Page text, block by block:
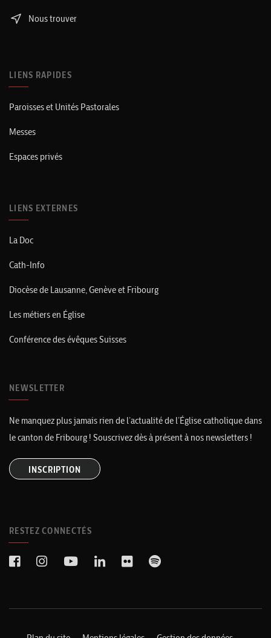
Nous trouver
LIENS RAPIDES
Paroisses et Unités Pastorales
Messes
Espaces privés
LIENS EXTERNES
La Doc
Cath-Info
Diocèse de Lausanne, Genève et Fribourg
Les métiers en Église
Conférence des évêques Suisses
NEWSLETTER
Ne manquez plus jamais rien de l’actualité de l’Église catholique dans
le canton de Fribourg ! Souscrivez dès à présent à nos newsletters !
INSCRIPTION
RESTEZ CONNECTÉS